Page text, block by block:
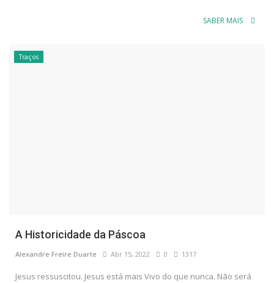
SABER MAIS
Traços
A Historicidade da Páscoa
Alexandre Freire Duarte Abr 15, 2022 0 1317
Jesus ressuscitou. Jesus está mais Vivo do que nunca. Não será